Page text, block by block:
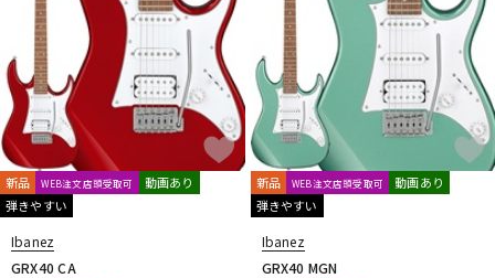
新品 WEB注文店頭受取可
動画あり
弾きやすい
Ibanez
GRX40 CA
新品 WEB注文店頭受取可
動画あり
弾きやすい
Ibanez
GRX40 MGN